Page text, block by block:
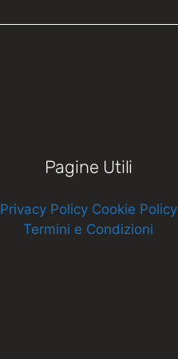
Pagine Utili
Privacy Policy Cookie Policy
Termini e Condizioni